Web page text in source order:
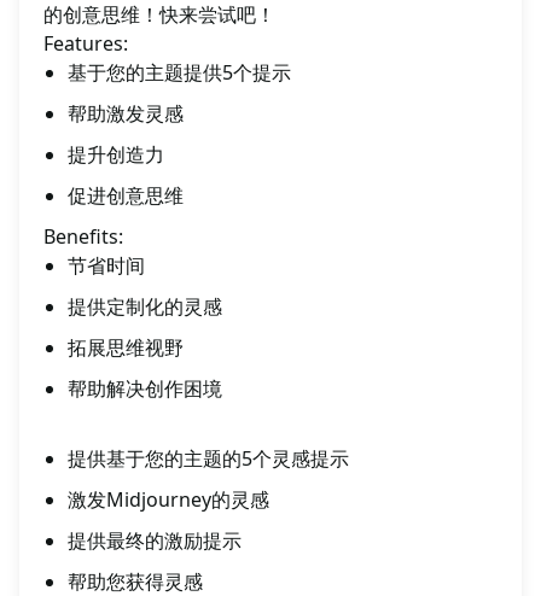
的创意思维！快来尝试吧！
Features:
基于您的主题提供5个提示
帮助激发灵感
提升创造力
促进创意思维
Benefits:
节省时间
提供定制化的灵感
拓展思维视野
帮助解决创作困境
提供基于您的主题的5个灵感提示
激发Midjourney的灵感
提供最终的激励提示
帮助您获得灵感